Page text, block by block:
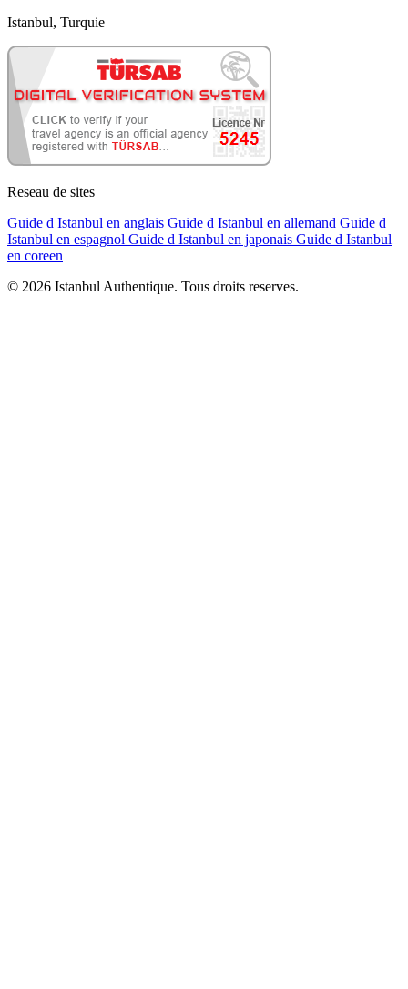
Istanbul, Turquie
Reseau de sites
Guide d Istanbul en anglais Guide d Istanbul en allemand Guide d
Istanbul en espagnol Guide d Istanbul en japonais Guide d Istanbul
en coreen
© 2026 Istanbul Authentique. Tous droits reserves.